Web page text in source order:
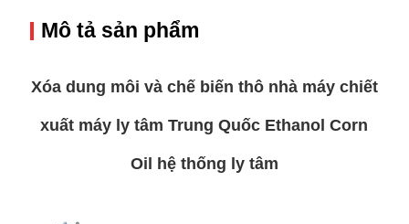
Mô tả sản phẩm
Xóa dung môi và chế biến thô nhà máy chiết
xuất máy ly tâm Trung Quốc Ethanol Corn
Oil hệ thống ly tâm